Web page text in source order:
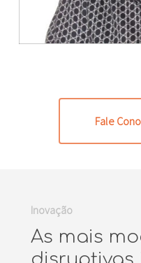
Fale
Inovação
As mais